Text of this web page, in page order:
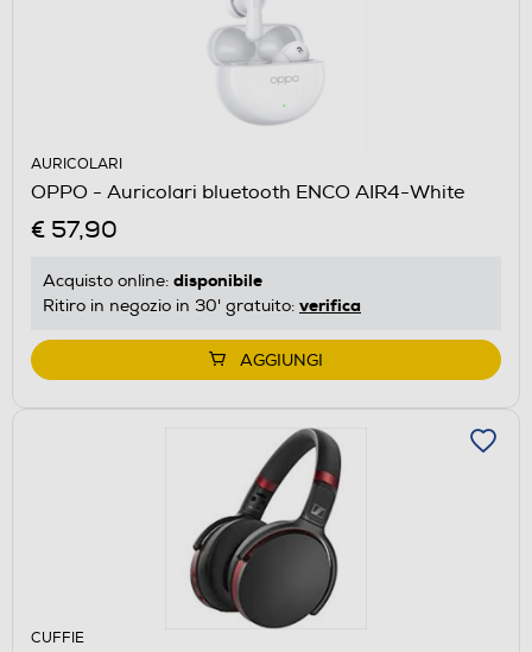
AURICOLARI
OPPO - Auricolari bluetooth ENCO AIR4-White
€ 57,90
Acquisto online: disponibile
Ritiro in negozio in 30' gratuito: verifica
AGGIUNGI
CUFFIE